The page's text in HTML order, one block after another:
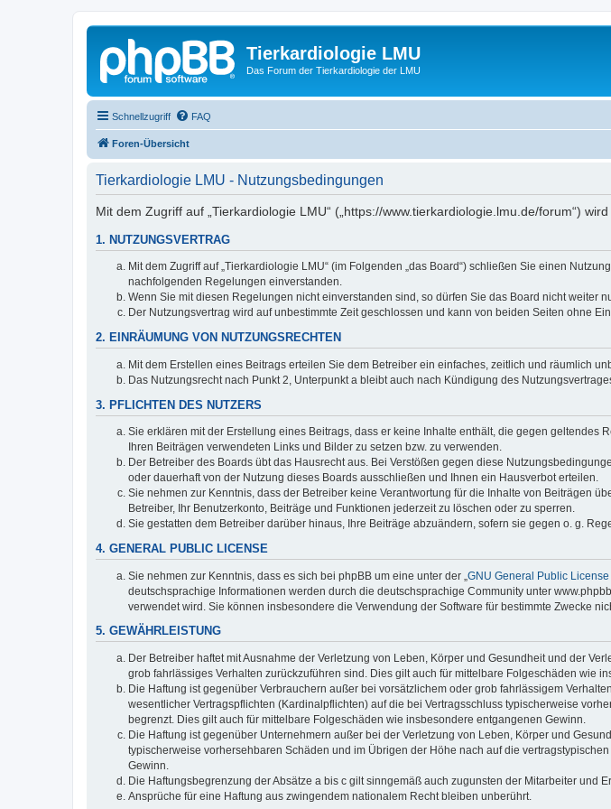
Tierkardiologie LMU
Das Forum der Tierkardiologie der LMU
Schnellzugriff FAQ
Foren-Übersicht
Tierkardiologie LMU - Nutzungsbedingungen
Mit dem Zugriff auf „Tierkardiologie LMU“ („https://www.tierkardiologie.lmu.de/forum“)
1. NUTZUNGSVERTRAG
Mit dem Zugriff auf „Tierkardiologie LMU“ (im Folgenden „das Board“) schließen Sie einen
nachfolgenden Regelungen einverstanden.
Wenn Sie mit diesen Regelungen nicht einverstanden sind, so dürfen Sie das Board nicht
Der Nutzungsvertrag wird auf unbestimmte Zeit geschlossen und kann von beiden Seiten ohne
2. EINRÄUMUNG VON NUTZUNGSRECHTEN
Mit dem Erstellen eines Beitrags erteilen Sie dem Betreiber ein einfaches, zeitlich und räumlich
Das Nutzungsrecht nach Punkt 2, Unterpunkt a bleibt auch nach Kündigung des
3. PFLICHTEN DES NUTZERS
Sie erklären mit der Erstellung eines Beitrags, dass er keine Inhalte enthält, die gegen
Ihren Beiträgen verwendeten Links und Bilder zu setzen bzw. zu verwenden.
Der Betreiber des Boards übt das Hausrecht aus. Bei Verstößen gegen diese
oder dauerhaft von der Nutzung dieses Boards ausschließen und Ihnen ein Hausverbot erteilen.
Sie nehmen zur Kenntnis, dass der Betreiber keine Verantwortung für die Inhalte von Beiträgen
Betreiber, Ihr Benutzerkonto, Beiträge und Funktionen jederzeit zu löschen oder zu sperren.
Sie gestatten dem Betreiber darüber hinaus, Ihre Beiträge abzuändern, sofern sie gegen o. g.
4. GENERAL PUBLIC LICENSE
Sie nehmen zur Kenntnis, dass es sich bei phpBB um eine unter der „ GNU General Public License
deutschsprachige Informationen werden durch die deutschsprachige Community unter
verwendet wird. Sie können insbesondere die Verwendung der Software für bestimmte Zwecke
5. GEWÄHRLEISTUNG
Der Betreiber haftet mit Ausnahme der Verletzung von Leben, Körper und Gesundheit und der
grob fahrlässiges Verhalten zurückzuführen sind. Dies gilt auch für mittelbare Folgeschäden wie
Die Haftung ist gegenüber Verbrauchern außer bei vorsätzlichem oder grob fahrlässigem
wesentlicher Vertragspflichten (Kardinalpflichten) auf die bei Vertragsschluss typischerweise
begrenzt. Dies gilt auch für mittelbare Folgeschäden wie insbesondere entgangenen Gewinn.
Die Haftung ist gegenüber Unternehmern außer bei der Verletzung von Leben, Körper und
typischerweise vorhersehbaren Schäden und im Übrigen der Höhe nach auf die
Gewinn.
Die Haftungsbegrenzung der Absätze a bis c gilt sinngemäß auch zugunsten der Mitarbeiter und
Ansprüche für eine Haftung aus zwingendem nationalem Recht bleiben unberührt.